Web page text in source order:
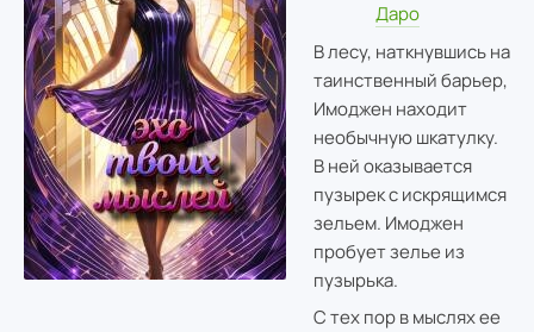
Даро
В лесу, наткнувшись на
таинственный барьер,
Имоджен находит
необычную шкатулку.
В ней оказывается
пузырек с искрящимся
зельем. Имоджен
пробует зелье из
пузырька.
С тех пор в мыслях ее